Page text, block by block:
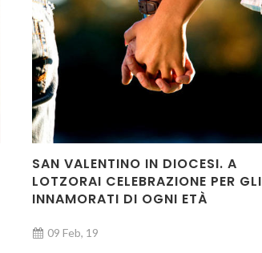
SAN VALENTINO IN DIOCESI. A
LOTZORAI CELEBRAZIONE PER GLI
INNAMORATI DI OGNI ETÀ
09 Feb, 19